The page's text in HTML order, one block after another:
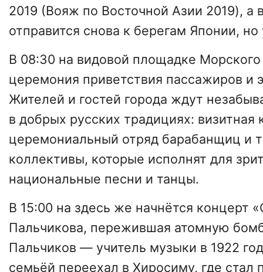
2019 (Вояж по Восточной Азии 2019), а
отправится снова к берегам Японии,
В 08:30 на видовой площадке Морского
церемония приветствия пассажиров и
Жителей и гостей города ждут
в добрых русских традициях: визитная
церемониальный отряд барабанщиц и
коллективы, которые исполнят для
национальные песни и танцы.
В 15:00 на здесь же начнётся концерт
Пальчикова, пережившая атомную
Пальчиков — учитель музыки в 1922
семьёй переехал в Хиросиму, где стал